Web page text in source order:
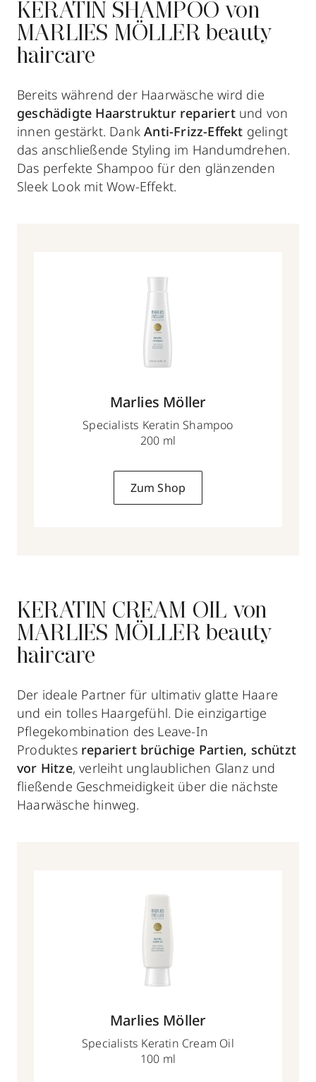
KERATIN SHAMPOO von
MARLIES MÖLLER beauty
haircare
Bereits während der Haarwäsche wird die
geschädigte Haarstruktur repariertund von
innen gestärkt. DankAnti-Frizz-Effekt gelingt
das anschließende Styling im Handumdrehen.
Das perfekte Shampoo für den glänzenden
Sleek Look mit Wow-Effekt.
Marlies Möller
Specialists Keratin Shampoo
200 ml
Zum Shop
KERATIN CREAM OIL von
MARLIES MÖLLER beauty
haircare
Der ideale Partner für ultimativ glatte Haare
und ein tolles Haargefühl. Die einzigartige
Pflegekombination des Leave-In
Produktes repariert brüchige Partien, schützt
vor Hitze, verleiht unglaublichen Glanz und
fließende Geschmeidigkeit über die nächste
Haarwäsche hinweg.
Marlies Möller
Specialists Keratin Cream Oil
100 ml